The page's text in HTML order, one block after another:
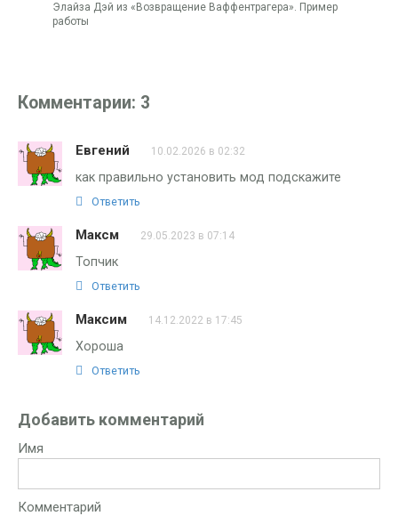
Элайза Дэй из «Возвращение Ваффентрагера». Пример
работы
Комментарии: 3
Евгений 10.02.2026 в 02:32
как правильно установить мод подскажите
Ответить
Максм 29.05.2023 в 07:14
Топчик
Ответить
Максим 14.12.2022 в 17:45
Хороша
Ответить
Добавить комментарий
Имя
Комментарий